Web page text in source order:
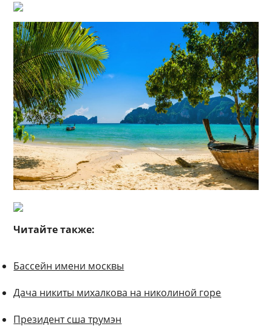
Читайте также:
Бассейн имени москвы
Дача никиты михалкова на николиной горе
Президент сша трумэн